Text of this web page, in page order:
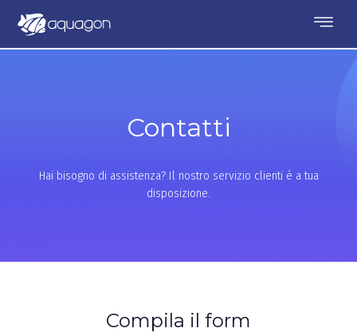
Contatti
Contatti
Hai bisogno di assistenza? Il nostro servizio clienti è a tua
disposizione.
Compila il form